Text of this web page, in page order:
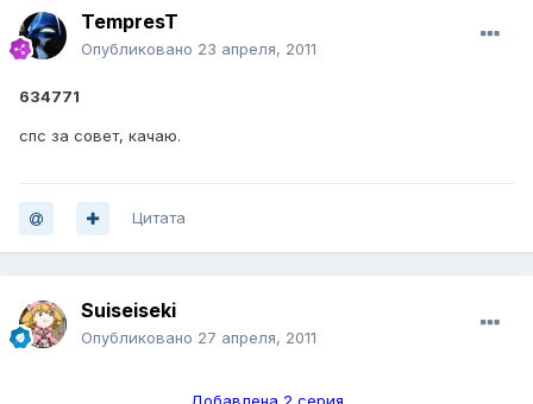
TempresT
Опубликовано 23 апреля, 2011
634771
спс за совет, качаю.
Цитата
Suiseiseki
Опубликовано 27 апреля, 2011